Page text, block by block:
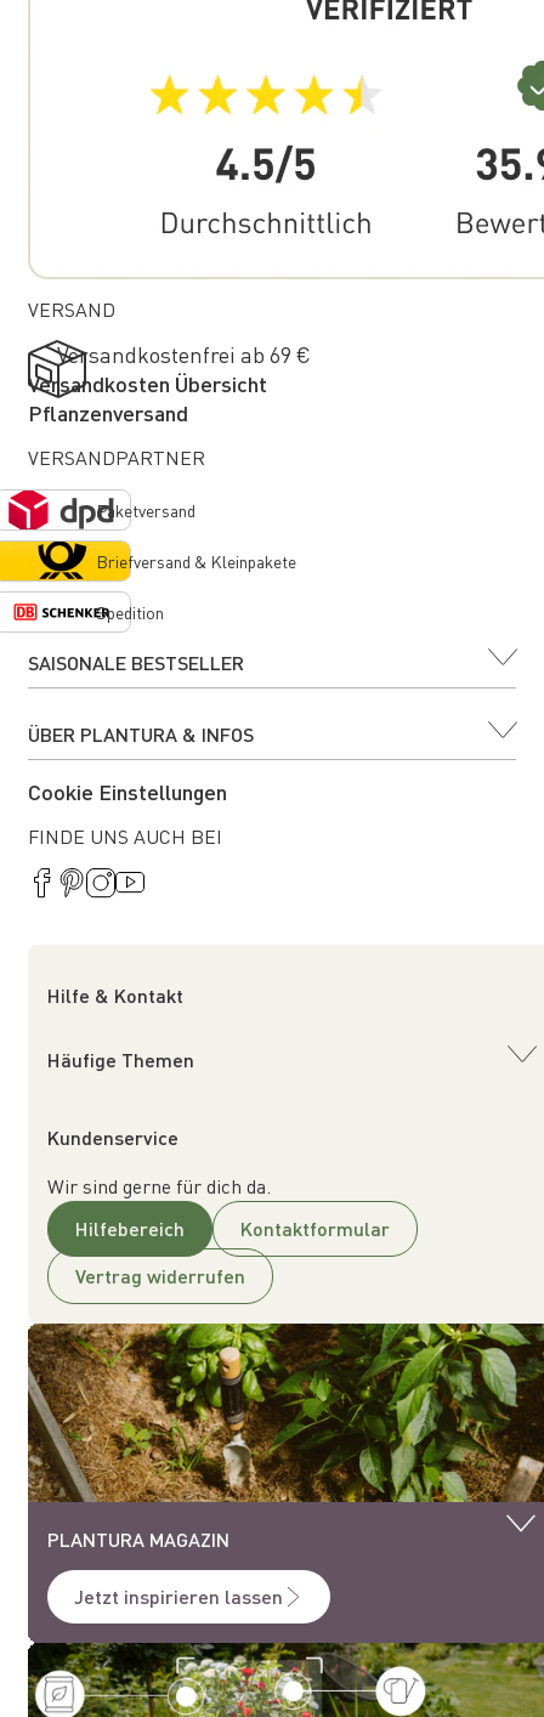
SAISONALE BESTSELLER
ÜBER PLANTURA & INFOS
Cookie Einstellungen
FINDE UNS AUCH BEI
VERSAND
Versandkostenfrei ab 69 €
Versandkosten Übersicht
Pflanzenversand
VERSANDPARTNER
Paketversand
Briefversand & Kleinpakete
Spedition
Hilfe & Kontakt
Häufige Themen
Kundenservice
Wir sind gerne für dich da.
Hilfebereich
Kontaktformular
Vertrag widerrufen
PLANTURA MAGAZIN
Jetzt inspirieren lassen